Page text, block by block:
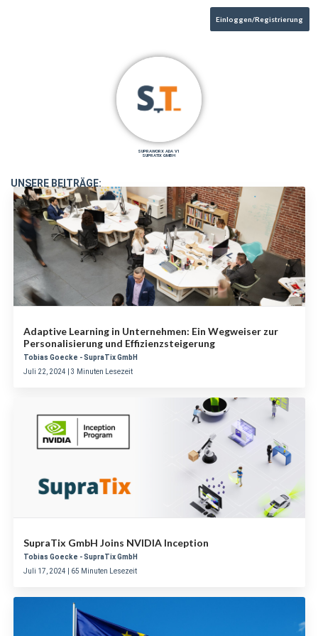
Einloggen/Registrierung
SUPRAWORX ADA V1
SUPRATIX GMBH
UNSERE BEITRÄGE:
Adaptive Learning in Unternehmen: Ein Wegweiser zur
Personalisierung und Effizienzsteigerung
Tobias Goecke - SupraTix GmbH
Juli 22, 2024 | 3 Minuten Lesezeit
SupraTix GmbH Joins NVIDIA Inception
Tobias Goecke - SupraTix GmbH
Juli 17, 2024 | 65 Minuten Lesezeit